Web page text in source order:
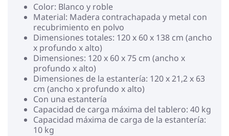
Color: Blanco y roble
Material: Madera contrachapada y metal con
recubrimiento en polvo
Dimensiones totales: 120 x 60 x 138 cm (ancho
x profundo x alto)
Dimensiones: 120 x 60 x 75 cm (ancho x
profundo x alto)
Dimensiones de la estantería: 120 x 21,2 x 63
cm (ancho x profundo x alto)
Con una estantería
Capacidad de carga máxima del tablero: 40 kg
Capacidad máxima de carga de la estantería:
10 kg